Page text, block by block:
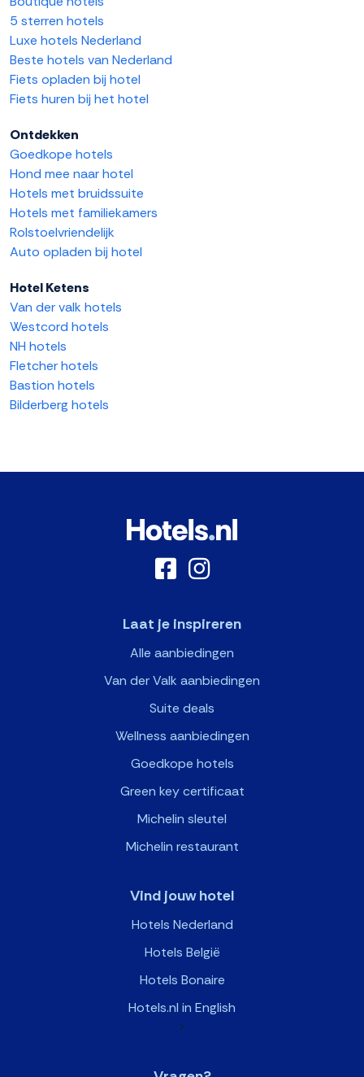
5 sterren hotels
Luxe hotels Nederland
Beste hotels van Nederland
Fiets opladen bij hotel
Fiets huren bij het hotel
Ontdekken
Goedkope hotels
Hond mee naar hotel
Hotels met bruidssuite
Hotels met familiekamers
Rolstoelvriendelijk
Auto opladen bij hotel
Hotel Ketens
Van der valk hotels
Westcord hotels
NH hotels
Fletcher hotels
Bastion hotels
Bilderberg hotels
Laat je inspireren
Alle aanbiedingen
Van der Valk aanbiedingen
Suite deals
Wellness aanbiedingen
Goedkope hotels
Green key certificaat
Michelin sleutel
Michelin restaurant
Vind jouw hotel
Hotels Nederland
Hotels België
Hotels Bonaire
Hotels.nl in English
>